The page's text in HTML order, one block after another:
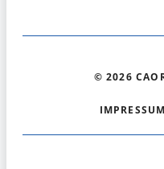
© 2026
IMPRESSUM